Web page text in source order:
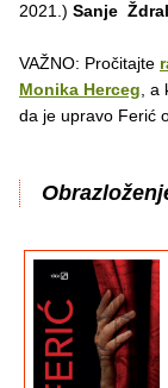
2021.) Sanje
VAŽNO: Pročitajte
Monika Herceg ,
da je upravo Ferić